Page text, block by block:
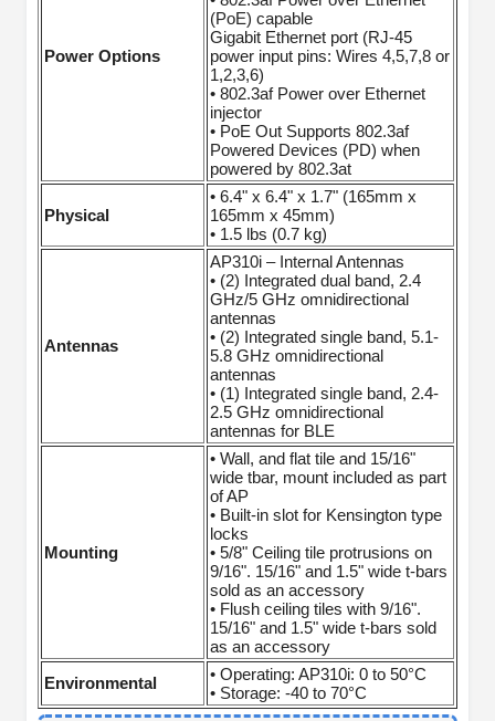
Power Options
(PoE) capable
Gigabit Ethernet port (RJ-45
power input pins: Wires 4,5,7,8 or
1,2,3,6)
• 802.3af Power over Ethernet
injector
• PoE Out Supports 802.3af
Powered Devices (PD) when
powered by 802.3at
Physical
• 6.4" x 6.4" x 1.7" (165mm x
165mm x 45mm)
• 1.5 lbs (0.7 kg)
Antennas
AP310i – Internal Antennas
• (2) Integrated dual band, 2.4
GHz/5 GHz omnidirectional
antennas
• (2) Integrated single band, 5.1-
5.8 GHz omnidirectional
antennas
• (1) Integrated single band, 2.4-
2.5 GHz omnidirectional
antennas for BLE
Mounting
• Wall, and flat tile and 15/16"
wide tbar, mount included as part
of AP
• Built-in slot for Kensington type
locks
• 5/8" Ceiling tile protrusions on
9/16". 15/16" and 1.5" wide t-bars
sold as an accessory
• Flush ceiling tiles with 9/16".
15/16" and 1.5" wide t-bars sold
as an accessory
Environmental
• Operating: AP310i: 0 to 50°C
• Storage: -40 to 70°C